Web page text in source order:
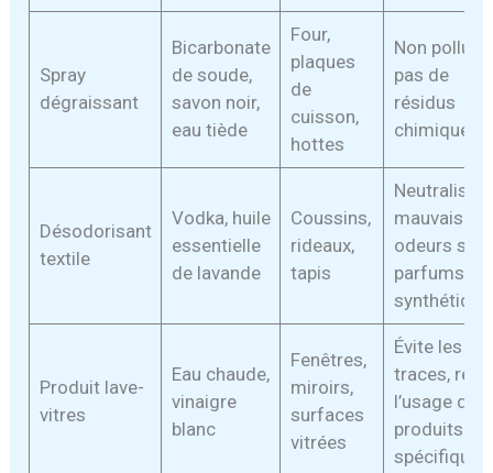
Spray
dégraissant
Bicarbonate
de soude,
savon noir,
eau tiède
Four,
plaques
de
cuisson,
hottes
Non
pas de
résidus
chimiques
Désodorisant
textile
Vodka, huile
essentielle
de lavande
Coussins,
rideaux,
tapis
Neutralise
mauvaises
odeurs
parfums
Produit lave-
vitres
Eau chaude,
vinaigre
blanc
Fenêtres,
miroirs,
surfaces
vitrées
Évite les
traces,
l’usage de
produits
spécifiques